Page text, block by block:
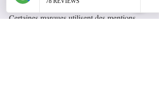
sites officiels des organismes certificateurs.
Certaines marques utilisent des mentions